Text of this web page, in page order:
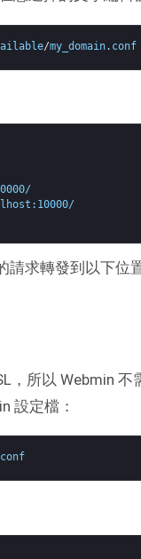
/my_domain. conf
請求轉發到以下
，所以 Webmin
設定檔：
conf